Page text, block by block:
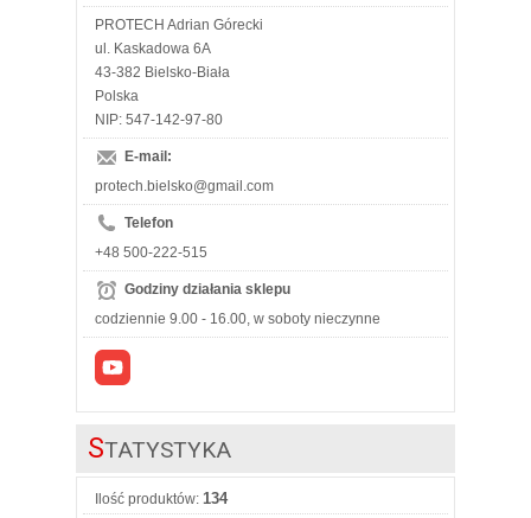
PROTECH Adrian Górecki
ul. Kaskadowa 6A
43-382 Bielsko-Biała
Polska
NIP: 547-142-97-80
E-mail:
protech.bielsko@gmail.com
Telefon
+48 500-222-515
Godziny działania sklepu
codziennie 9.00 - 16.00, w soboty nieczynne
STATYSTYKA
Ilość produktów: 134